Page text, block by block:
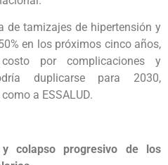
de tamizajes de hipertensión y
en los próximos cinco años,
por complicaciones y
duplicarse para 2030,
a ESSALUD.
colapso progresivo de los